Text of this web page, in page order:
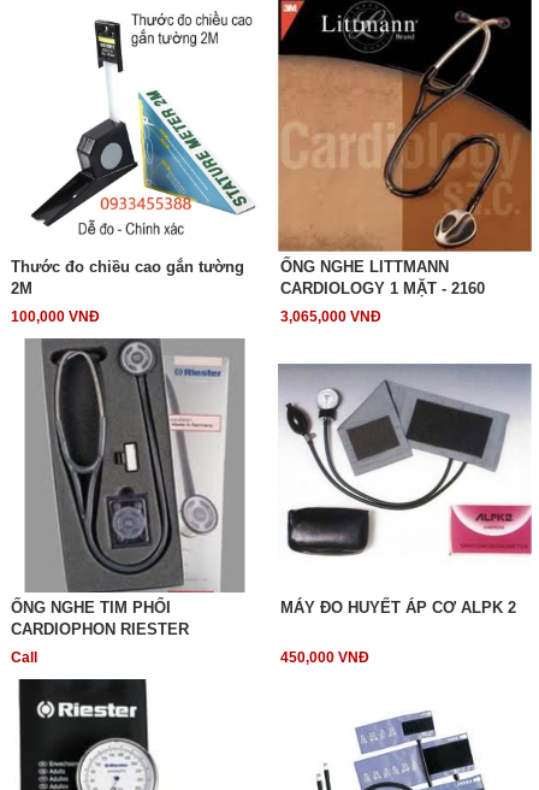
Thước đo chiều cao gắn tường
2M
100,000 VNĐ
ỐNG NGHE LITTMANN
CARDIOLOGY 1 MẶT - 2160
3,065,000 VNĐ
ỐNG NGHE TIM PHỔI
CARDIOPHON RIESTER
Call
MÁY ĐO HUYẾT ÁP CƠ ALPK 2
450,000 VNĐ